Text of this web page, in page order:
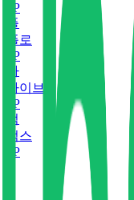
P
플
플로
P
바
바이브
P
벅
벅스
P